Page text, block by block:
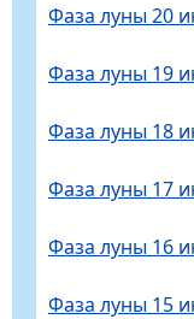
Фаза луны 20
Фаза луны 19
Фаза луны 18
Фаза луны 17
Фаза луны 16
Фаза луны 15